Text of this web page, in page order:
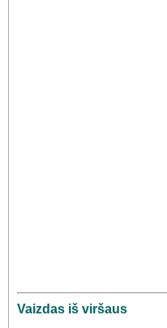
Vaizdas iš viršaus